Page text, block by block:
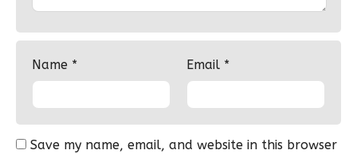
Name * Email *
Save my name, email, and website in this browser